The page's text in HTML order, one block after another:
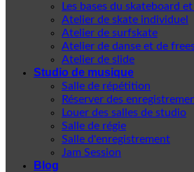
Les bases du skateboard
Atelier de skate individuel
Atelier de surfskate
Atelier de danse et de
Atelier de slide
Studio de musique
Salle de répétition
Réserver des
Louer des salles de studio
Salle de régie
Salle d'enregistrement
Jam Session
Blog